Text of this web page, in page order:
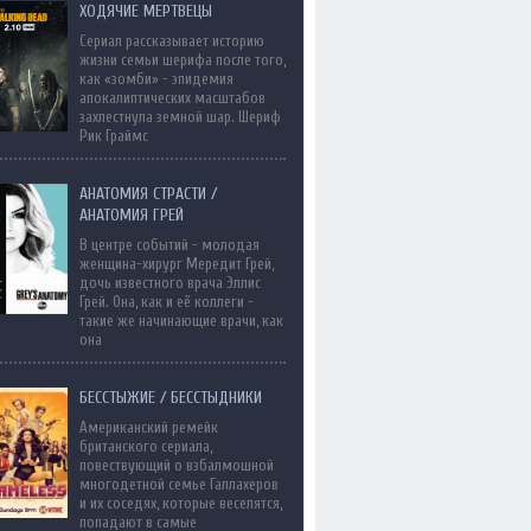
ХОДЯЧИЕ МЕРТВЕЦЫ
Сериал рассказывает историю
жизни семьи шерифа после того,
как «зомби» - эпидемия
апокалиптических масштабов
захлестнула земной шар. Шериф
Рик Граймс
АНАТОМИЯ СТРАСТИ /
АНАТОМИЯ ГРЕЙ
В центре событий - молодая
женщина-хирург Мередит Грей,
дочь известного врача Эллис
Грей. Она, как и её коллеги -
такие же начинающие врачи, как
она
БЕССТЫЖИЕ / БЕССТЫДНИКИ
Американский ремейк
британского сериала,
повествующий о взбалмошной
многодетной семье Галлахеров
и их соседях, которые веселятся,
попадают в самые